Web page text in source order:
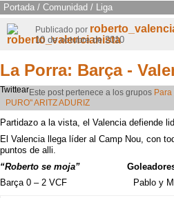
Portada / Comunidad / Liga
Publicado por
10 de octubre de 2010
La Porra: Barça -
TwittearEste post pertenece a los grupos
PURO" ARITZ ADURIZ
Partidazo a la vista, el Valencia defiende
El Valencia llega líder al Camp Nou, con
puntos de alli.
“Roberto se moja”
Barça 0 – 2 VCF Pablo y